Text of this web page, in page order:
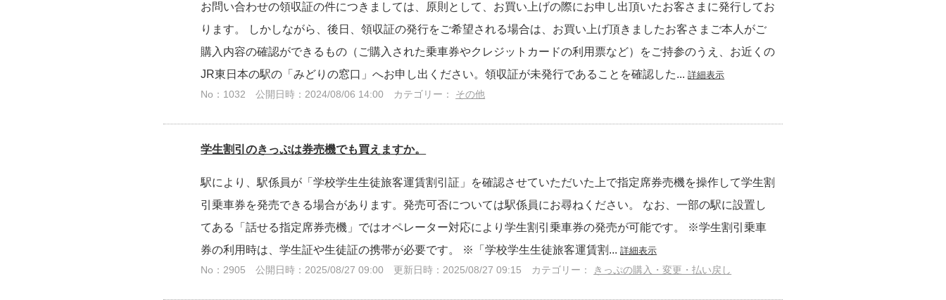
お問い合わせの領収証の件につきましては、原則として、お買い上げの際にお申し出頂いたお客さまに発行してお
ります。 しかしながら、後日、領収証の発行をご希望される場合は、お買い上げ頂きましたお客さまご本人がご
購入内容の確認ができるもの（ご購入された乗車券やクレジットカードの利用票など）をご持参のうえ、お近くの
JR東日本の駅の「みどりの窓口」へお申し出ください。領収証が未発行であることを確認した...詳細表示
No：1032 公開日時：2024/08/06 14:00 カテゴリー： その他
学生割引のきっぷは券売機でも買えますか。
駅により、駅係員が「学校学生生徒旅客運賃割引証」を確認させていただいた上で指定席券売機を操作して学生割
引乗車券を発売できる場合があります。発売可否については駅係員にお尋ねください。 なお、一部の駅に設置し
てある「話せる指定席券売機」ではオペレーター対応により学生割引乗車券の発売が可能です。 ※学生割引乗車
券の利用時は、学生証や生徒証の携帯が必要です。 ※「学校学生生徒旅客運賃割...詳細表示
No：2905 公開日時：2025/08/27 09:00 更新日時：2025/08/27 09:15 カテゴリー： きっぷの購入・変更・払い戻し